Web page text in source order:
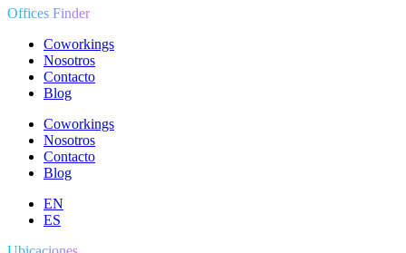
Offices Finder
Coworkings
Nosotros
Contacto
Blog
Coworkings
Nosotros
Contacto
Blog
EN
ES